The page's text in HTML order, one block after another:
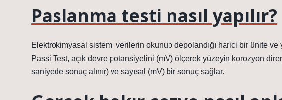
Paslanma testi nasıl yapılır?
Elektrokimyasal sistem, verilerin okunup depolandığı harici bir ünite
Passi Test, açık devre potansiyelini (mV) ölçerek yüzeyin korozyon
saniyede sonuç alınır) ve sayısal (mV) bir sonuç sağlar.